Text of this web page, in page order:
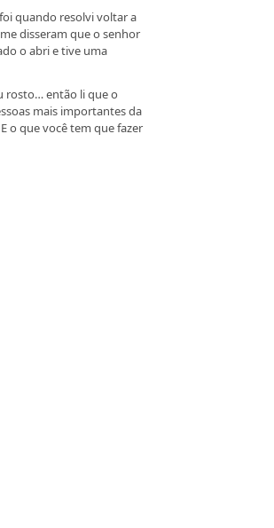
quando resolvi voltar a
disseram que o senhor
o abri e tive uma
rosto… então li que o
mais importantes da
o que você tem que fazer